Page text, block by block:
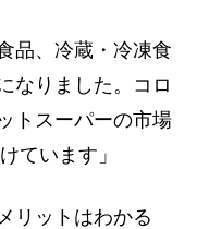
品、冷蔵・冷凍食
なりました。コロ
トスーパーの市場
ています」
リットはわかる